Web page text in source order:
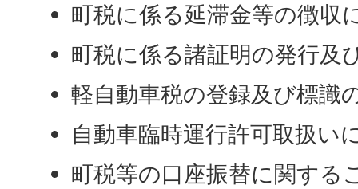
町税に係る延滞金等の徴収
町税に係る諸証明の発行及
軽自動車税の登録及び標識
自動車臨時運行許可取扱い
町税等の口座振替に関する